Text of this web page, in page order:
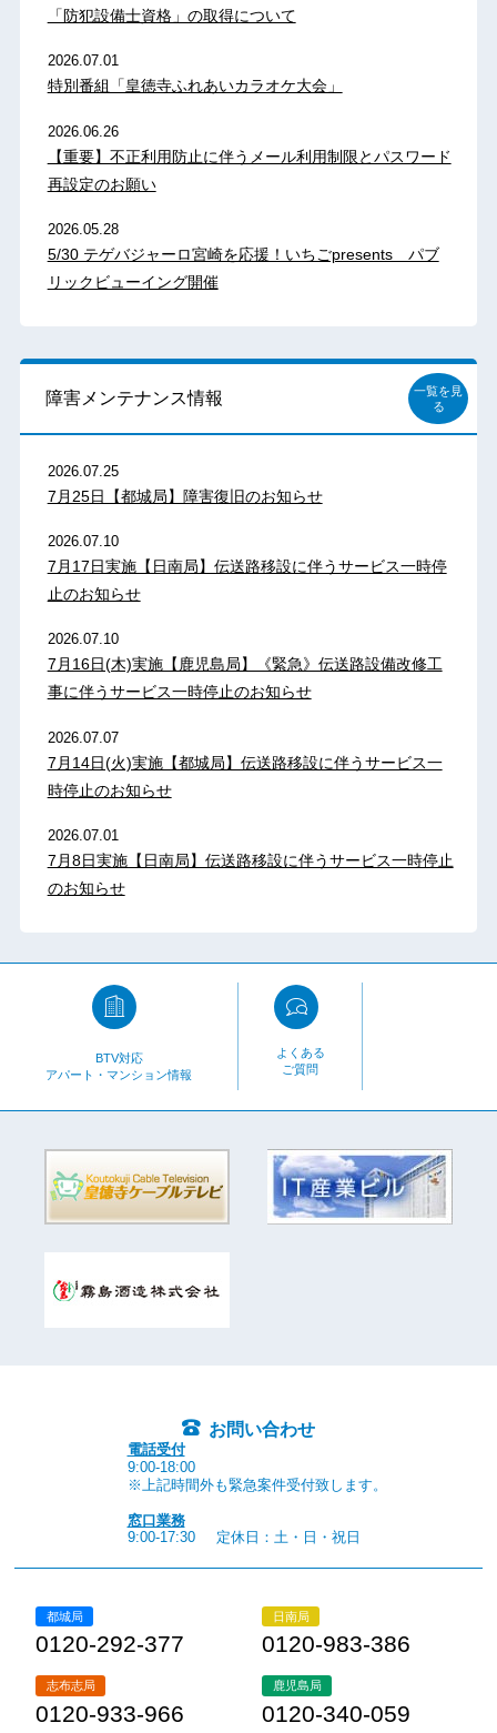
「防犯設備士資格」の取得について
2026.07.01
特別番組「皇徳寺ふれあいカラオケ大会」
2026.06.26
【重要】不正利用防止に伴うメール利用制限とパスワード
再設定のお願い
2026.05.28
5/30 テゲバジャーロ宮崎を応援！いちごpresents パブ
リックビューイング開催
障害メンテナンス情報
一覧を見
る
2026.07.25
7月25日【都城局】障害復旧のお知らせ
2026.07.10
7月17日実施【日南局】伝送路移設に伴うサービス一時停
止のお知らせ
2026.07.10
7月16日(木)実施【鹿児島局】《緊急》伝送路設備改修工
事に伴うサービス一時停止のお知らせ
2026.07.07
7月14日(火)実施【都城局】伝送路移設に伴うサービス一
時停止のお知らせ
2026.07.01
7月8日実施【日南局】伝送路移設に伴うサービス一時停止
のお知らせ
BTV対応
アパート・マンション情報
よくある
ご質問
お問い合わせ
電話受付
9:00-18:00
※上記時間外も緊急案件受付致します。
窓口業務
9:00-17:30
定休日：土・日・祝日
都城局
0120-292-377
日南局
0120-983-386
志布志局
0120-933-966
鹿児島局
0120-340-059